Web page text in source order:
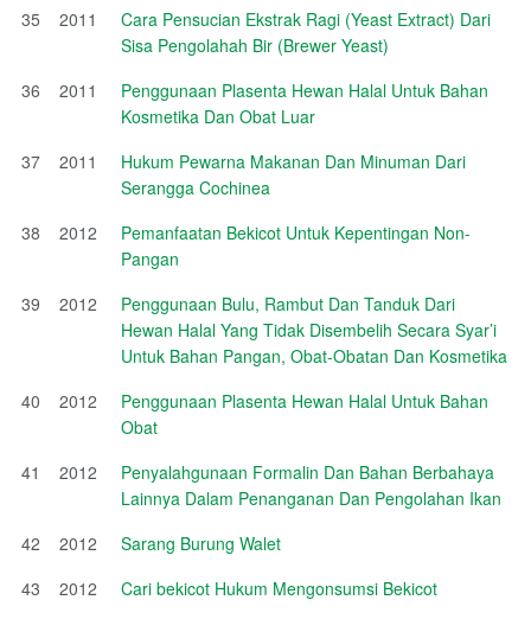
35
2011
Cara Pensucian Ekstrak Ragi (Yeast Extract) Dari
Sisa Pengolahah Bir (Brewer Yeast)
36
2011
Penggunaan Plasenta Hewan Halal Untuk Bahan
Kosmetika Dan Obat Luar
37
2011
Hukum Pewarna Makanan Dan Minuman Dari
Serangga Cochinea
38
2012
Pemanfaatan Bekicot Untuk Kepentingan Non-
Pangan
39
2012
Penggunaan Bulu, Rambut Dan Tanduk Dari
Hewan Halal Yang Tidak Disembelih Secara Syar’i
Untuk Bahan Pangan, Obat-Obatan Dan Kosmetika
40
2012
Penggunaan Plasenta Hewan Halal Untuk Bahan
Obat
41
2012
Penyalahgunaan Formalin Dan Bahan Berbahaya
Lainnya Dalam Penanganan Dan Pengolahan Ikan
42
2012
Sarang Burung Walet
43
2012
Cari bekicot Hukum Mengonsumsi Bekicot